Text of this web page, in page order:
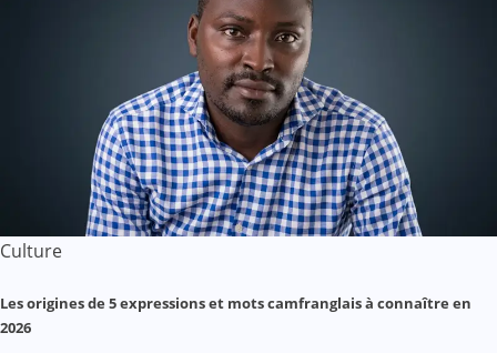
Culture
Les origines de 5 expressions et mots camfranglais à connaître en
2026